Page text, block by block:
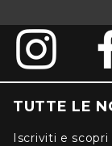
TUTTE LE
Iscriviti e